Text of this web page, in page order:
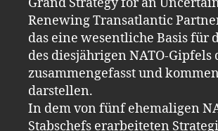
Renewing Transatlantic
das eine wesentliche Basis für
des diesjährigen NATO-Gipfels
zusammengefasst und
darstellen.
In dem von fünf ehemaligen
Stabschefs erarbeiteten